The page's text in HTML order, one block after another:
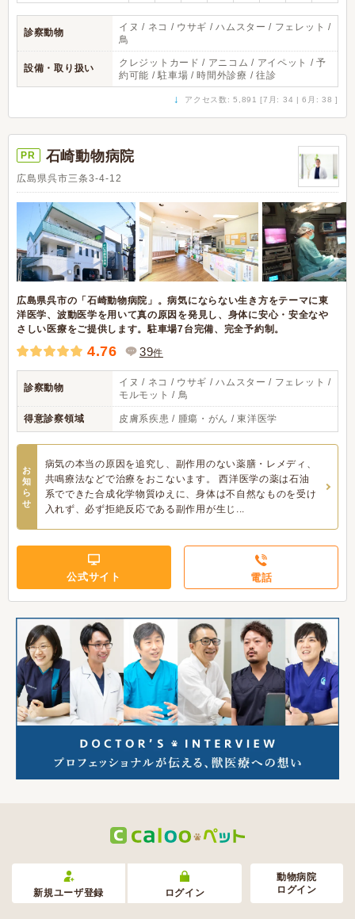
診察動物
イヌ / ネコ / ウサギ / ハムスター / フェレット /
鳥
設備・取り扱い
クレジットカード / アニコム / アイペット / 予
約可能 / 駐車場 / 時間外診療 / 往診
↓ アクセス数: 5,891 [7月: 34 | 6月: 38 ]
PR 石崎動物病院
広島県呉市三条3-4-12
広島県呉市の「石崎動物病院」。病気にならない生き方をテーマに東
洋医学、波動医学を用いて真の原因を発見し、身体に安心・安全なや
さしい医療をご提供します。駐車場7台完備、完全予約制。
4.76 39件
診察動物
イヌ / ネコ / ウサギ / ハムスター / フェレット /
モルモット / 鳥
得意診察領域 皮膚系疾患 / 腫瘍・がん / 東洋医学
お
知
ら
せ
病気の本当の原因を追究し、副作用のない薬膳・レメディ、
共鳴療法などで治療をおこないます。 西洋医学の薬は石油
系でできた合成化学物質ゆえに、身体は不自然なものを受け
入れず、必ず拒絶反応である副作用が生じ...
公式サイト 電話
新規ユーザ登録 ログイン
動物病院
ログイン